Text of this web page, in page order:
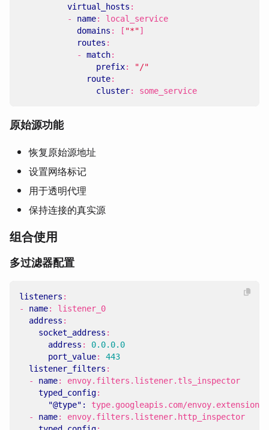
virtual_hosts :
- name:
local_service
domains : [ "*"]
routes :
- match:
prefix:
"/"
route:
cluster: some_service
原始源功能
恢复原始源地址
设置网络标记
用于透明代理
保持连接的真实源
组合使用
多过滤器配置
listeners :
- name:
listener_0
address :
socket_address :
address :
0.0.0.0
port_value:
443
listener_filters :
- name:
envoy.filters.listener.tls_inspector
typed_config:
"@type": type.googleapis.com/
- name:
envoy.filters.listener.http_inspector